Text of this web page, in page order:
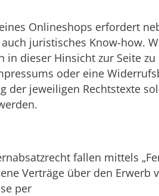
Onlineshops erfordert
juristisches Know-how.
in dieser Hinsicht zur Seite
oder eine
der jeweiligen Rechtstexte
fallen mittels
Verträge über den Erwerb
per